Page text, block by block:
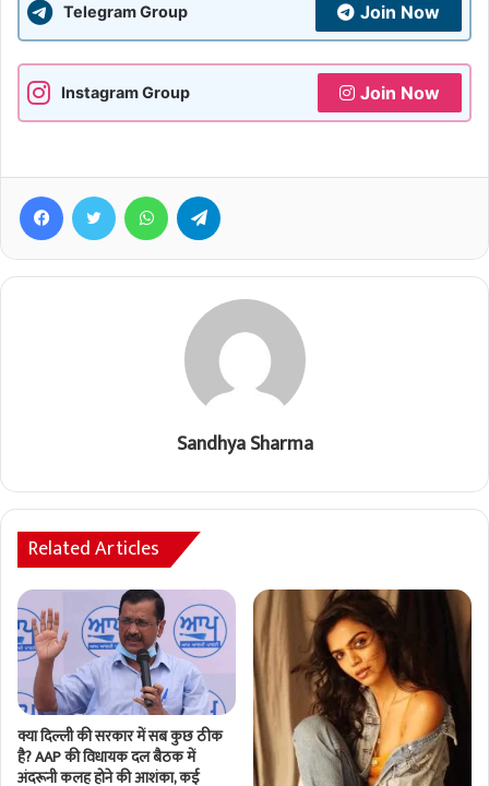
Telegram Group Join Now
Instagram Group Join Now
FacebookTwitter WhatsApp
Sandhya Sharma
Related Articles
क्या दिल्ली की सरकार में सब कुछ ठीक
है? AAP की विधायक दल बैठक में
अंदरूनी कलह होने की आशंका, कई